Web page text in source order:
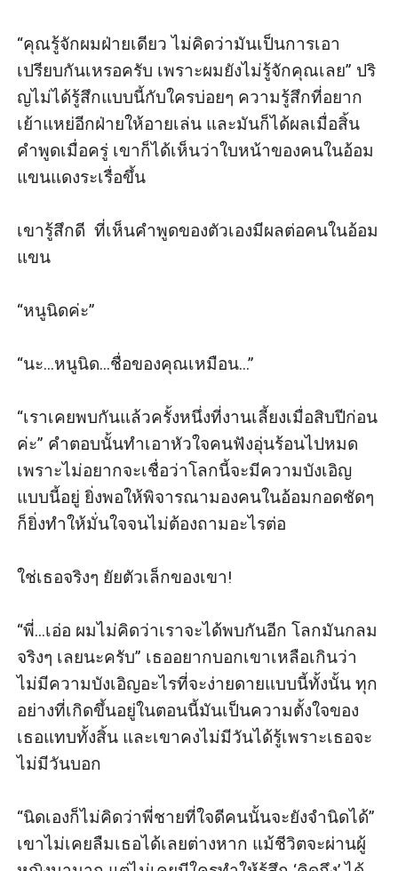
“คุณรู้จักผมฝ่ายเดียว ไม่คิดว่ามันเป็นการเอา
เปรียบกันเหรอครับ เพราะผมยังไม่รู้จักคุณเลย” ปริ
ญไม่ได้รู้สึกแบบนี้กับใครบ่อยๆ ความรู้สึกที่อยาก
เย้าแหย่อีกฝ่ายให้อายเล่น และมันก็ได้ผลเมื่อสิ้น
คำพูดเมื่อครู่ เขาก็ได้เห็นว่าใบหน้าของคนในอ้อม
แขนแดงระเรื่อขึ้น
เขารู้สึกดี  ที่เห็นคำพูดของตัวเองมีผลต่อคนในอ้อม
แขน
“หนูนิดค่ะ”
“นะ...หนูนิด...ชื่อของคุณเหมือน...”
“เราเคยพบกันแล้วครั้งหนึ่งที่งานเลี้ยงเมื่อสิบปีก่อน
ค่ะ” คำตอบนั้นทำเอาหัวใจคนฟังอุ่นร้อนไปหมด
เพราะไม่อยากจะเชื่อว่าโลกนี้จะมีความบังเอิญ
แบบนี้อยู่ ยิ่งพอให้พิจารณามองคนในอ้อมกอดชัดๆ
ก็ยิ่งทำให้มั่นใจจนไม่ต้องถามอะไรต่อ
ใช่เธอจริงๆ ยัยตัวเล็กของเขา!
“พี่...เอ่อ ผมไม่คิดว่าเราจะได้พบกันอีก โลกมันกลม
จริงๆ เลยนะครับ” เธออยากบอกเขาเหลือเกินว่า
ไม่มีความบังเอิญอะไรที่จะง่ายดายแบบนี้ทั้งนั้น ทุก
อย่างที่เกิดขึ้นอยู่ในตอนนี้มันเป็นความตั้งใจของ
เธอแทบทั้งสิ้น และเขาคงไม่มีวันได้รู้เพราะเธอจะ
ไม่มีวันบอก
“นิดเองก็ไม่คิดว่าพี่ชายที่ใจดีคนนั้นจะยังจำนิดได้”
เขาไม่เคยลืมเธอได้เลยต่างหาก แม้ชีวิตจะผ่านผู้